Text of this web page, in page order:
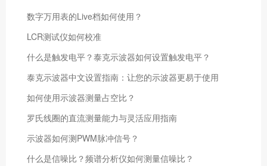
数字万用表的Live档如何使用？
LCR测试仪如何校准
什么是触发电平？泰克示波器如何设置触发电平？
泰克示波器中文设置指南：让您的示波器更易于使用
如何使用示波器测量占空比？
罗氏线圈的直流测量能力与灵活应用指南
示波器如何测PWM脉冲信号？
什么是信噪比？频谱分析仪如何测量信噪比？